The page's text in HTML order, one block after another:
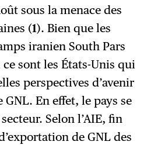
sous la menace des
(1). Bien que les
iranien South Pars
sont les États-Unis qui
perspectives d’avenir
En effet, le pays se
Selon l’AIE, fin
de GNL des